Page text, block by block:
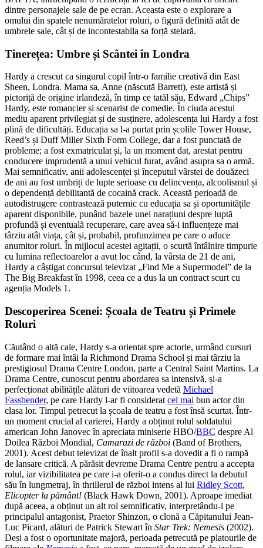
dintre personajele sale de pe ecran. Aceasta este o explorare a
omului din spatele nenumăratelor roluri, o figură definită atât de
umbrele sale, cât și de incontestabila sa forță stelară.
Tinerețea: Umbre și Scântei în Londra
Hardy a crescut ca singurul copil într-o familie creativă din East
Sheen, Londra. Mama sa, Anne (născută Barrett), este artistă și
pictoriță de origine irlandeză, în timp ce tatăl său, Edward „Chips”
Hardy, este romancier și scenarist de comedie. În ciuda acestui
mediu aparent privilegiat și de susținere, adolescența lui Hardy a fost
plină de dificultăți. Educația sa l-a purtat prin școlile Tower House,
Reed’s și Duff Miller Sixth Form College, dar a fost punctată de
probleme; a fost exmatriculat și, la un moment dat, arestat pentru
conducere imprudentă a unui vehicul furat, având asupra sa o armă.
Mai semnificativ, anii adolescenței și începutul vârstei de douăzeci
de ani au fost umbriți de lupte serioase cu delincvența, alcoolismul și
o dependență debilitantă de cocaină crack. Această perioadă de
autodistrugere contrastează puternic cu educația sa și oportunitățile
aparent disponibile, punând bazele unei narațiuni despre luptă
profundă și eventuală recuperare, care avea să-i influențeze mai
târziu atât viața, cât și, probabil, profunzimea pe care o aduce
anumitor roluri. În mijlocul acestei agitații, o scurtă întâlnire timpurie
cu lumina reflectoarelor a avut loc când, la vârsta de 21 de ani,
Hardy a câștigat concursul televizat „Find Me a Supermodel” de la
The Big Breakfast în 1998, ceea ce a dus la un contract scurt cu
agenția Models 1.
Descoperirea Scenei: Școala de Teatru și Primele
Roluri
Căutând o altă cale, Hardy s-a orientat spre actorie, urmând cursuri
de formare mai întâi la Richmond Drama School și mai târziu la
prestigiosul Drama Centre London, parte a Central Saint Martins. La
Drama Centre, cunoscut pentru abordarea sa intensivă, și-a
perfecționat abilitățile alături de viitoarea vedetă Michael
Fassbender, pe care Hardy l-ar fi considerat cel mai bun actor din
clasa lor. Timpul petrecut la școala de teatru a fost însă scurtat. Într-
un moment crucial al carierei, Hardy a obținut rolul soldatului
american John Janovec în apreciata miniserie HBO/BBC despre Al
Doilea Război Mondial, Camarazi de război (Band of Brothers,
2001). Acest debut televizat de înalt profil s-a dovedit a fi o rampă
de lansare critică. A părăsit devreme Drama Centre pentru a accepta
rolul, iar vizibilitatea pe care i-a oferit-o a condus direct la debutul
său în lungmetraj, în thrillerul de război intens al lui Ridley Scott,
Elicopter la pământ! (Black Hawk Down, 2001). Aproape imediat
după aceea, a obținut un alt rol semnificativ, interpretându-l pe
principalul antagonist, Praetor Shinzon, o clonă a Căpitanului Jean-
Luc Picard, alături de Patrick Stewart în Star Trek: Nemesis (2002).
Deși a fost o oportunitate majoră, perioada petrecută pe platourile de